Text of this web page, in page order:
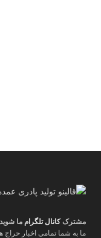
مشترککانال تلگرام ما
ما به شما تمامی اخبار حراج